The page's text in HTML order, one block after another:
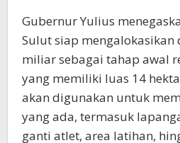
Gubernur Yulius
Sulut siap mengalokasikan
miliar sebagai tahap awal
yang memiliki luas 14
akan digunakan untuk
yang ada, termasuk
ganti atlet, area latihan,